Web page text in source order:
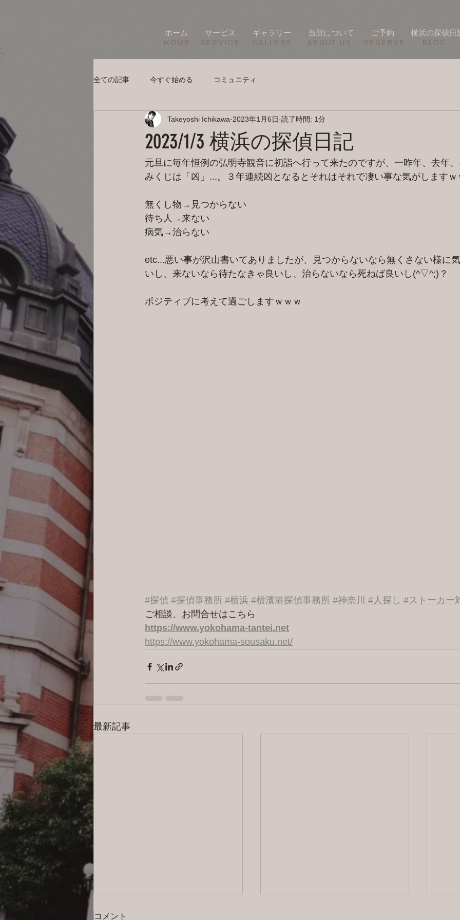
ホーム サービス ギャラリー 当所について ご予約 横浜の探偵日
HOME SERVICE ​GALLERY ​ABOUT US RESERVE BLOG
全ての記事 今すぐ始める コミュニティ
2023/1/3 横浜の探偵日記
Takeyoshi Ichikawa 2023年1月6日 読了時間: 1分
元旦に毎年恒例の弘明寺観音に初詣へ行って来たのですが、一昨年、去年
みくじは「凶」...。３年連続凶となるとそれはそれで凄い事な気がしますｗ
無くし物→見つからない
待ち人→来ない
病気→治らない
etc...悪い事が沢山書いてありましたが、見つからないなら無くさない様に
いし、来ないなら待たなきゃ良いし、治らないなら死ねば良いし(^▽^;)？
ポジティブに考えて過ごしますｗｗｗ
#探偵 #探偵事務所 #横浜 #横濱港探偵事務所 #神奈川 #人探し #ストーカー
ご相談、お問合せはこちら
https://www.yokohama-tantei.net
https://www.yokohama-sousaku.net/
最新記事
コメント